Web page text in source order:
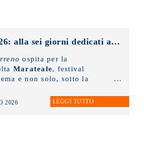
Marateale 2026: alla sei giorni dedicati al cinema e non solo, la masterclass del NUOVO IMAIE
ospita per la
Marateale, festival
e non solo, sotto la
conAntonella Caramia. Fino
eventi e incontri aperti
2026 LEGGI TUTTO